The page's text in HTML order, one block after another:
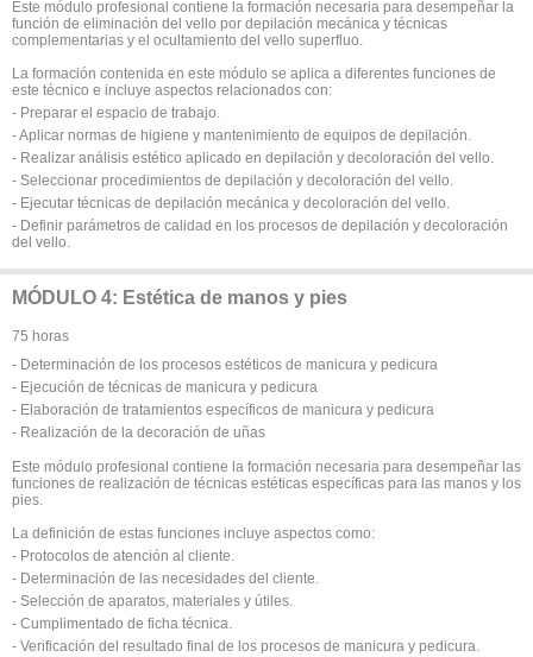
Este módulo profesional contiene la formación necesaria para desempeñar la
función de eliminación del vello por depilación mecánica y técnicas
complementarias y el ocultamiento del vello superfluo.
La formación contenida en este módulo se aplica a diferentes funciones de
este técnico e incluye aspectos relacionados con:
- Preparar el espacio de trabajo.
- Aplicar normas de higiene y mantenimiento de equipos de depilación.
- Realizar análisis estético aplicado en depilación y decoloración del vello.
- Seleccionar procedimientos de depilación y decoloración del vello.
- Ejecutar técnicas de depilación mecánica y decoloración del vello.
- Definir parámetros de calidad en los procesos de depilación y decoloración
del vello.
MÓDULO 4: Estética de manos y pies
75 horas
- Determinación de los procesos estéticos de manicura y pedicura
- Ejecución de técnicas de manicura y pedicura
- Elaboración de tratamientos específicos de manicura y pedicura
- Realización de la decoración de uñas
Este módulo profesional contiene la formación necesaria para desempeñar las
funciones de realización de técnicas estéticas específicas para las manos y los
pies.
La definición de estas funciones incluye aspectos como:
- Protocolos de atención al cliente.
- Determinación de las necesidades del cliente.
- Selección de aparatos, materiales y útiles.
- Cumplimentado de ficha técnica.
- Verificación del resultado final de los procesos de manicura y pedicura.